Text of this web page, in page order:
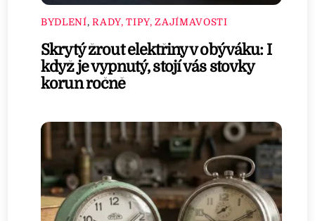
BYDLENÍ,RADY, TIPY, ZAJÍMAVOSTI
Skrytý žrout elektřiny v obýváku: I
když je vypnutý, stojí vás stovky
korun ročně